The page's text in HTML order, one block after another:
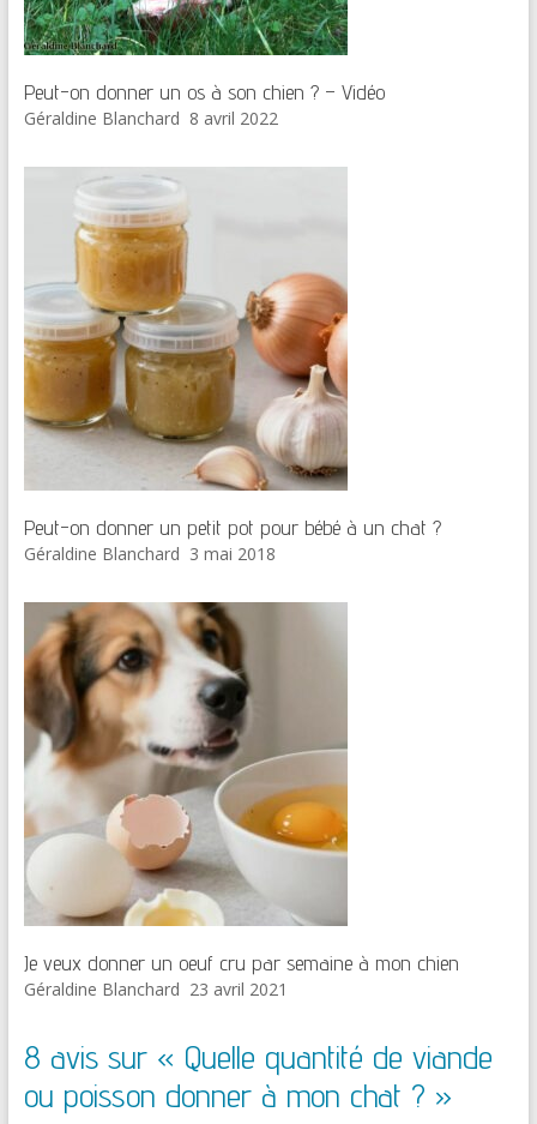
Peut-on donner un os à son chien ? – Vidéo
Géraldine Blanchard 8 avril 2022
Peut-on donner un petit pot pour bébé à un chat ?
Géraldine Blanchard 3 mai 2018
Je veux donner un oeuf cru par semaine à mon chien
Géraldine Blanchard 23 avril 2021
8 avis sur « Quelle quantité de viande
ou poisson donner à mon chat ? »